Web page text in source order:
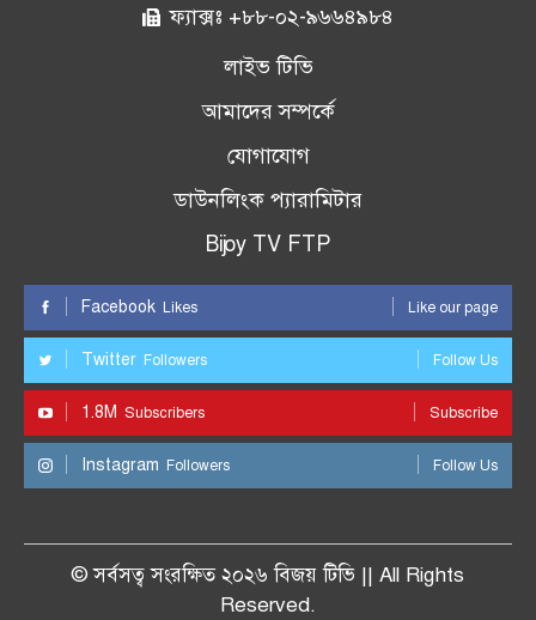
ফ্যাক্সঃ +৮৮-০২-৯৬৬৪৯৮৪
লাইভ টিভি
আমাদের সম্পর্কে
যোগাযোগ
ডাউনলিংক প্যারামিটার
Bijoy TV FTP
Facebook Likes Like our page
Twitter Followers Follow Us
1.8M Subscribers Subscribe
Instagram Followers Follow Us
© সর্বসত্ব সংরক্ষিত ২০২৬ বিজয় টিভি || All Rights
Reserved.